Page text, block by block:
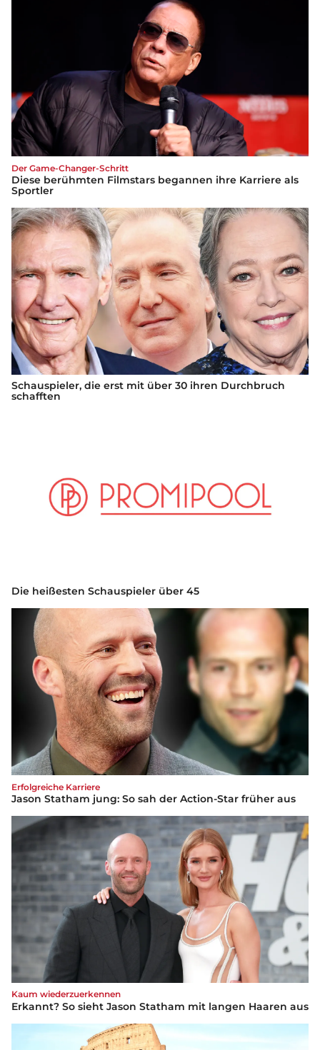
Der Game-Changer-Schritt
Diese berühmten Filmstars begannen ihre Karriere als
Sportler
Schauspieler, die erst mit über 30 ihren Durchbruch
schafften
Die heißesten Schauspieler über 45
Erfolgreiche Karriere
Jason Statham jung: So sah der Action-Star früher aus
Kaum wiederzuerkennen
Erkannt? So sieht Jason Statham mit langen Haaren aus